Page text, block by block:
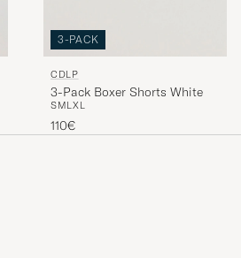
3-PACK
CDLP
3-Pack Boxer Shorts White
SMLXL
110€